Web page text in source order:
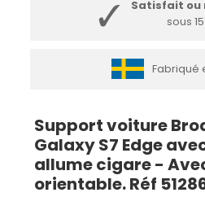
Satisfait ou
sous
Fabriqué
Support voiture
Galaxy S7 Edge
allume cigare -
orientable. Réf